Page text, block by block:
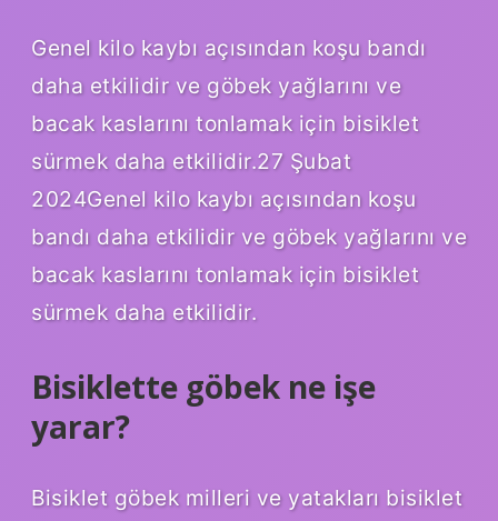
Genel kilo kaybı açısından koşu bandı
daha etkilidir ve göbek yağlarını ve
bacak kaslarını tonlamak için bisiklet
sürmek daha etkilidir.27 Şubat
2024Genel kilo kaybı açısından koşu
bandı daha etkilidir ve göbek yağlarını ve
bacak kaslarını tonlamak için bisiklet
sürmek daha etkilidir.
Bisiklette göbek ne işe
yarar?
Bisiklet göbek milleri ve yatakları bisiklet